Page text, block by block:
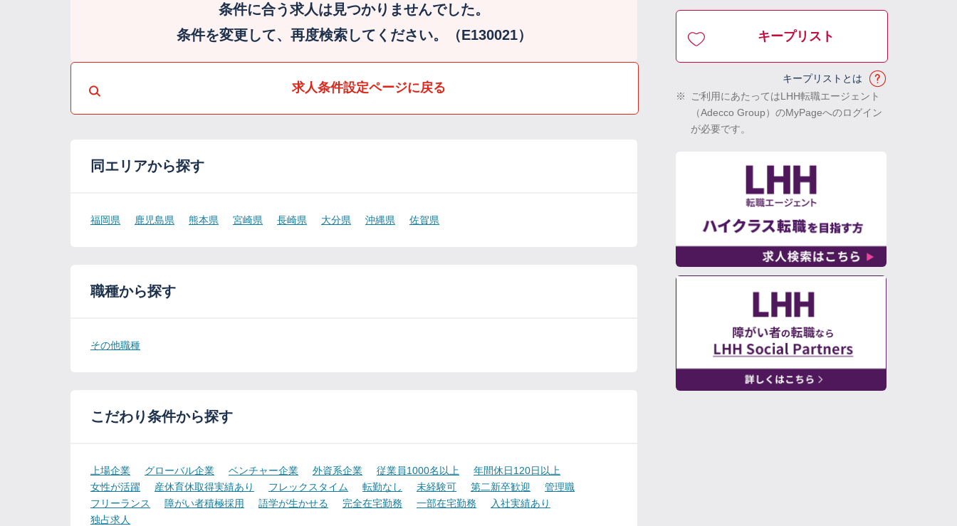
条件に合う求人は見つかりませんでした。
条件を変更して、再度検索してください。（E130021）
求人条件設定ページに戻る
同エリアから探す
福岡県 鹿児島県 熊本県 宮崎県 長崎県 大分県 沖縄県 佐賀県
職種から探す
その他職種
こだわり条件から探す
上場企業 グローバル企業 ベンチャー企業 外資系企業 従業員1000名以上
年間休日120日以上
女性が活躍
産休育休取得実績あり フレックスタイム 転勤なし 未経験可 第二新卒歓迎
管理職
フリーランス
障がい者積極採用 語学が生かせる 完全在宅勤務 一部在宅勤務
入社実績あり
独占求人
キープリスト
キープリストとは
※
ご利用にあたってはLHH転職エージェント
（Adecco Group）のMyPageへのログイン
が必要です。